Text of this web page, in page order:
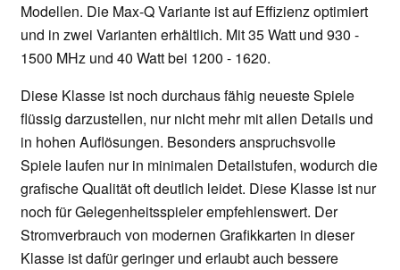
Modellen. Die Max-Q Variante ist auf Effizienz optimiert
und in zwei Varianten erhältlich. Mit 35 Watt und 930 -
1500 MHz und 40 Watt bei 1200 - 1620.
Diese Klasse ist noch durchaus fähig neueste Spiele
flüssig darzustellen, nur nicht mehr mit allen Details und
in hohen Auflösungen. Besonders anspruchsvolle
Spiele laufen nur in minimalen Detailstufen, wodurch die
grafische Qualität oft deutlich leidet. Diese Klasse ist nur
noch für Gelegenheitsspieler empfehlenswert. Der
Stromverbrauch von modernen Grafikkarten in dieser
Klasse ist dafür geringer und erlaubt auch bessere